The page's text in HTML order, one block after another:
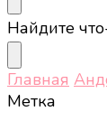
Ищите
что-
то?
Найдите
Главная
Метка